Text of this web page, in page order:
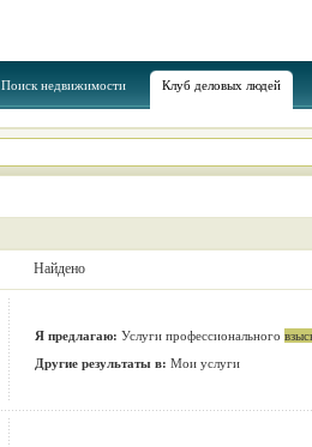
Поиск недвижимости Клуб деловых людей
Найдено
Я предлагаю: Услуги профессионального
Другие результаты в: Мои услуги